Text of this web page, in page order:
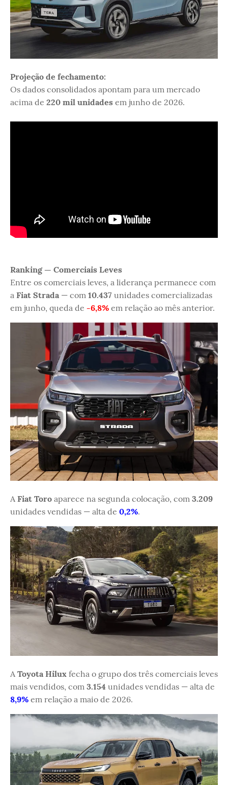
Projeção de fechamento:
Os dados consolidados apontam para um mercado
acima de 220 mil unidades em junho de 2026.
Ranking — Comerciais Leves
Entre os comerciais leves, a liderança permanece com
a Fiat Strada — com 10.437 unidades comercializadas
em junho, queda de -6,8% em relação ao mês anterior.
A Fiat Toro aparece na segunda colocação, com 3.209
unidades vendidas — alta de 0,2%.
A Toyota Hilux fecha o grupo dos três comerciais leves
mais vendidos, com 3.154 unidades vendidas — alta de
8,9% em relação a maio de 2026.